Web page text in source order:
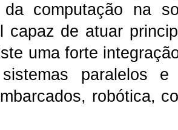
da computação na
capaz de atuar
uma forte
paralelos
robótica,